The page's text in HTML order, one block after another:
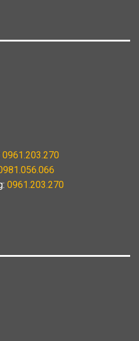
0961.203.270
0961.203.270